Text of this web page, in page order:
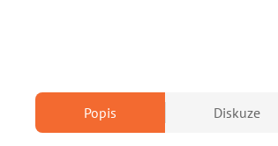
Popis Diskuze